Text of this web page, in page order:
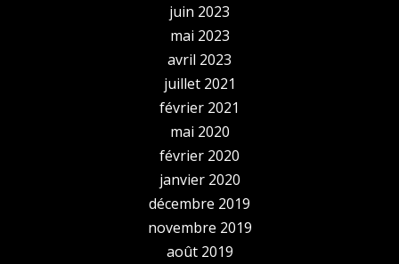
juin 2023
mai 2023
avril 2023
juillet 2021
février 2021
mai 2020
février 2020
janvier 2020
décembre 2019
novembre 2019
août 2019